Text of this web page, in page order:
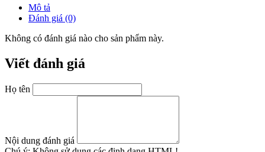
Mô tả
Đánh giá (0)
Không có đánh giá nào cho sản phẩm này.
Viết đánh giá
Họ tên
Nội dung đánh giá